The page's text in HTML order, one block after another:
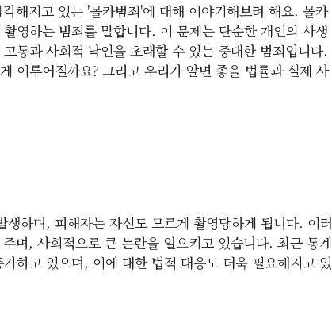
해지고 있는 '몰카범죄'에 대해 이야기해보려 해요. 몰카
영하는 범죄를 말합니다. 이 문제는 단순한 개인의 사생
통과 사회적 낙인을 초래할 수 있는 중대한 범죄입니다.
이루어질까요? 그리고 우리가 알면 좋을 법률과 실제 사
하며, 피해자는 자신도 모르게 촬영당하게 됩니다. 이러
며, 사회적으로 큰 논란을 일으키고 있습니다. 최근 통계
하고 있으며, 이에 대한 법적 대응도 더욱 필요해지고 있